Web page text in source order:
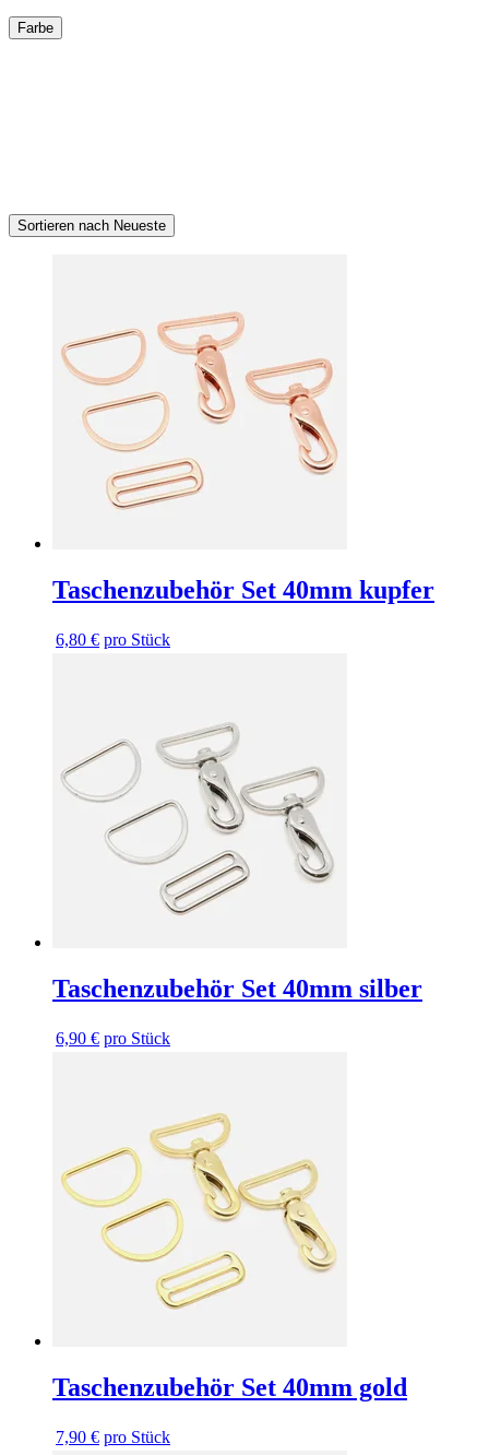
Farbe
Sortieren nach Neueste
Taschenzubehör Set 40mm kupfer
6,80 € pro Stück
Taschenzubehör Set 40mm silber
6,90 € pro Stück
Taschenzubehör Set 40mm gold
7,90 € pro Stück